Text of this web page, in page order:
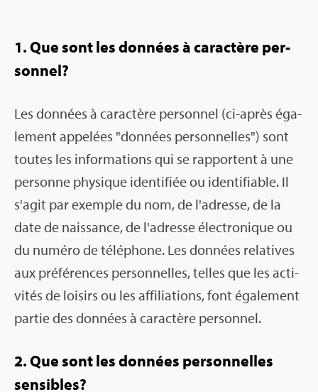
1. Que sont les don­nées à carac­tère per­
son­nel?
Les don­nées à carac­tère per­son­nel (ci-après éga­
le­ment appe­lées "don­nées per­son­nelles") sont
toutes les infor­ma­tions qui se rap­portent à une
per­sonne phy­sique iden­ti­fiée ou iden­ti­fiable. Il
s'agit par exemple du nom, de l'adresse, de la
date de nais­sance, de l'adresse élec­tro­nique ou
du numéro de télé­phone. Les don­nées rela­tives
aux pré­fé­rences per­son­nelles, telles que les acti­
vi­tés de loi­sirs ou les affi­lia­tions, font éga­le­ment
par­tie des don­nées à carac­tère per­son­nel.
2. Que sont les don­nées per­son­nelles
sen­sibles?